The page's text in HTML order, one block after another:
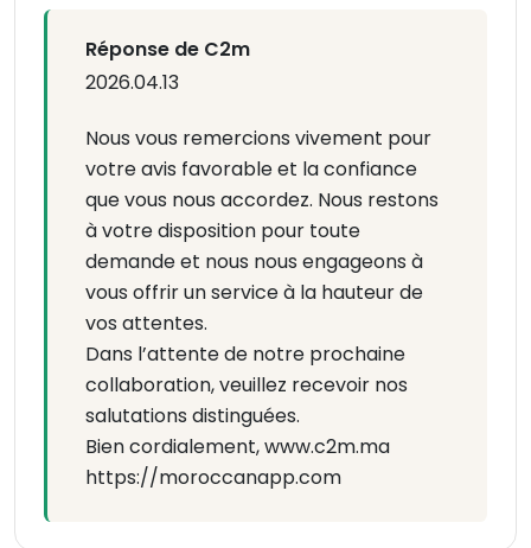
Réponse de C2m
2026.04.13
Nous vous remercions vivement pour
votre avis favorable et la confiance
que vous nous accordez. Nous restons
à votre disposition pour toute
demande et nous nous engageons à
vous offrir un service à la hauteur de
vos attentes.
Dans l’attente de notre prochaine
collaboration, veuillez recevoir nos
salutations distinguées.
Bien cordialement, www.c2m.ma
https://moroccanapp.com